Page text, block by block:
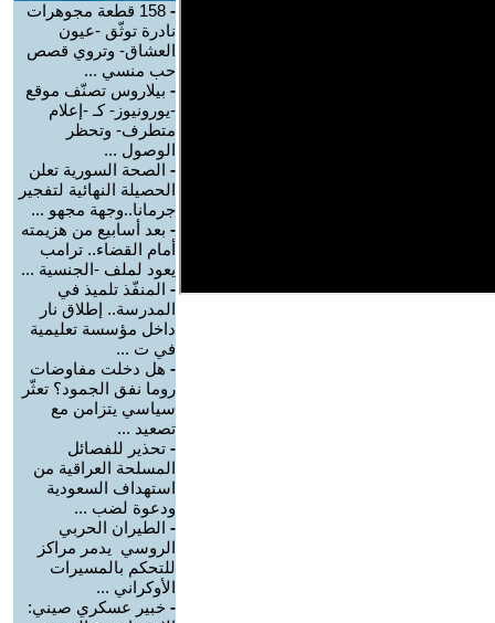
-
158 قطعة مجوهرات
نادرة توثّق -عيون
العشاق- وتروي قصص
حب منسي ...
- بيلاروس تصنّف موقع
-يورونيوز- كـ -إعلام
متطرف- وتحظر
الوصول ...
- الصحة السورية تعلن
الحصيلة النهائية لتفجير
جرمانا..وجهة مجهو ...
- بعد أسابيع من هزيمته
أمام القضاء.. ترامب
يعود لملف -الجنسية ...
- المنفّذ تلميذ في
المدرسة.. إطلاق نار
داخل مؤسسة تعليمية
في ت ...
- هل دخلت مفاوضات
روما نفق الجمود؟ تعثّر
سياسي يتزامن مع
تصعيد ...
- تحذير للفصائل
المسلحة العراقية من
استهداف السعودية
ودعوة لضب ...
- الطيران الحربي
الروسي يدمر مراكز
للتحكم بالمسيرات
الأوكراني ...
- خبير عسكري صيني: